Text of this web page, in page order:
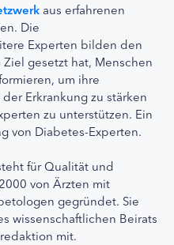
aus erfahrenen
Die
Experten bilden den
Ziel gesetzt hat, Menschen
um ihre
Erkrankung zu stärken
zu unterstützen. Ein
von Diabetes-Experten.
für Qualität und
von Ärzten mit
gegründet. Sie
wissenschaftlichen Beirats
mit.